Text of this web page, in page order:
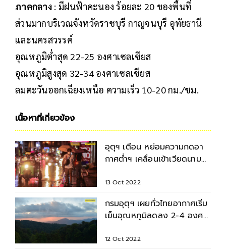
ภาคกลาง: มีฝนฟ้าคะนอง ร้อยละ 20 ของพื้นที่
ส่วนมากบริเวณจังหวัดราชบุรี กาญจนบุรี อุทัยธานี
และนครสวรรค์
อุณหภูมิต่ำสุด 22-25 องศาเซลเซียส
อุณหภูมิสูงสุด 32-34 องศาเซลเซียส
ลมตะวันออกเฉียงเหนือ ความเร็ว 10-20 กม./ชม.
เนื้อหาที่เกี่ยวข้อง
อุตุฯ เตือน หย่อมความกดอา
กาศต่ำฯ เคลื่อนเข้าเวียดนาม
13 Oct 2022
กรมอุตุฯ เผยทั่วไทยอากาศเริ่ม
เย็นอุณหภูมิลดลง 2-4 องศา
12 Oct 2022